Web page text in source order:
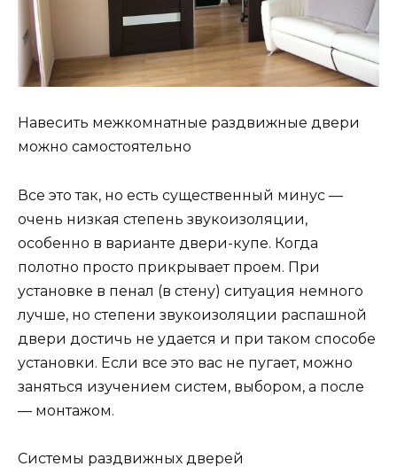
Навесить межкомнатные раздвижные двери
можно самостоятельно
Все это так, но есть существенный минус —
очень низкая степень звукоизоляции,
особенно в варианте двери-купе. Когда
полотно просто прикрывает проем. При
установке в пенал (в стену) ситуация немного
лучше, но степени звукоизоляции распашной
двери достичь не удается и при таком способе
установки. Если все это вас не пугает, можно
заняться изучением систем, выбором, а после
— монтажом.
Системы раздвижных дверей